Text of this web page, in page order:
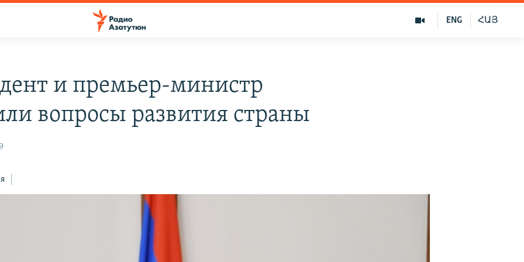
ՀԱՅ
ENG
и премьер-министр
вопросы развития страны